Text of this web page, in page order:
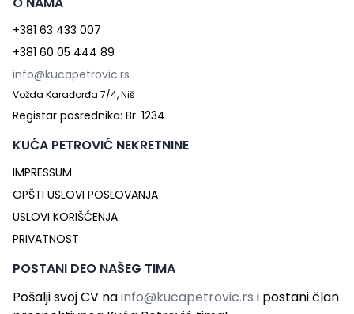
+381 63 433 007
+381 60 05 444 89
info@kucapetrovic.rs
Vožda Karađorđa 7/4, Niš
Registar posrednika: Br. 1234
KUĆA PETROVIĆ NEKRETNINE
IMPRESSUM
OPŠTI USLOVI POSLOVANJA
USLOVI KORIŠĆENJA
PRIVATNOST
POSTANI DEO NAŠEG TIMA
Pošalji svoj CV nainfo@kucapetrovic.rs i postani član